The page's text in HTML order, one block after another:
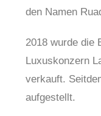
den Namen
2018 wurde die
Luxuskonzern
verkauft.
aufgestellt.